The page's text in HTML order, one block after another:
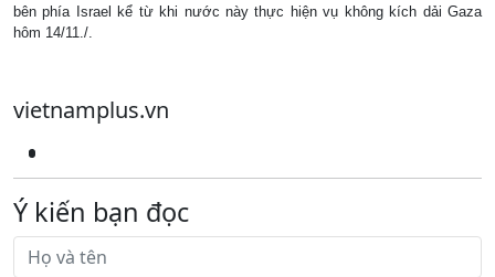
bên phía Israel kể từ khi nước này thực hiện vụ không kích dải Gaza
hôm 14/11./.
vietnamplus.vn
Ý kiến bạn đọc